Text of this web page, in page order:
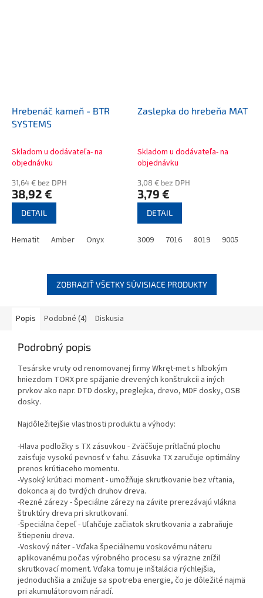
Hrebenáč kameň - BTR
SYSTEMS
Skladom u dodávateľa- na
objednávku
31,64 € bez DPH
38,92 €
DETAIL
Hematit Amber Onyx
Zaslepka do hrebeňa MAT
Skladom u dodávateľa- na
objednávku
3,08 € bez DPH
3,79 €
DETAIL
3009 7016 8019 9005
ZOBRAZIŤ VŠETKY SÚVISIACE PRODUKTY
Popis Podobné (4) Diskusia
Podrobný popis
Tesárske vruty od renomovanej firmy Wkręt-met s hlbokým
hniezdom TORX pre spájanie drevených konštrukcíi a iných
prvkov ako napr. DTD dosky, preglejka, drevo, MDF dosky, OSB
dosky.
Najdôležitejšie vlastnosti produktu a výhody:
-Hlava podložky s TX zásuvkou - Zväčšuje prítlačnú plochu
zaisťuje vysokú pevnosť v ťahu. Zásuvka TX zaručuje optimálny
prenos krútiaceho momentu.
-Vysoký krútiaci moment - umožňuje skrutkovanie bez vŕtania,
dokonca aj do tvrdých druhov dreva.
-Rezné zárezy - Špeciálne zárezy na závite prerezávajú vlákna
štruktúry dreva pri skrutkovaní.
-Špeciálna čepeľ - Uľahčuje začiatok skrutkovania a zabraňuje
štiepeniu dreva.
-Voskový náter - Vďaka špeciálnemu voskovému náteru
aplikovanému počas výrobného procesu sa výrazne znížil
skrutkovací moment. Vďaka tomu je inštalácia rýchlejšia,
jednoduchšia a znižuje sa spotreba energie, čo je dôležité najmä
pri akumulátorovom náradí.